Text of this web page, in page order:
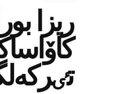
ريزا